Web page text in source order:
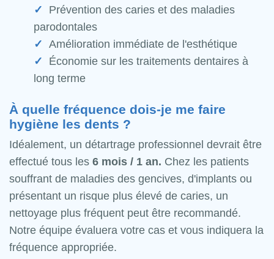
Prévention des caries et des maladies
parodontales
Amélioration immédiate de l'esthétique
Économie sur les traitements dentaires à
long terme
À quelle fréquence dois-je me faire
hygiène les dents ?
Idéalement, un détartrage professionnel devrait être
effectué tous les 6 mois / 1 an. Chez les patients
souffrant de maladies des gencives, d'implants ou
présentant un risque plus élevé de caries, un
nettoyage plus fréquent peut être recommandé.
Notre équipe évaluera votre cas et vous indiquera la
fréquence appropriée.